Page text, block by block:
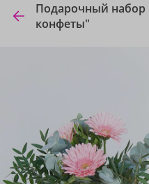
Подарочный
конфеты"